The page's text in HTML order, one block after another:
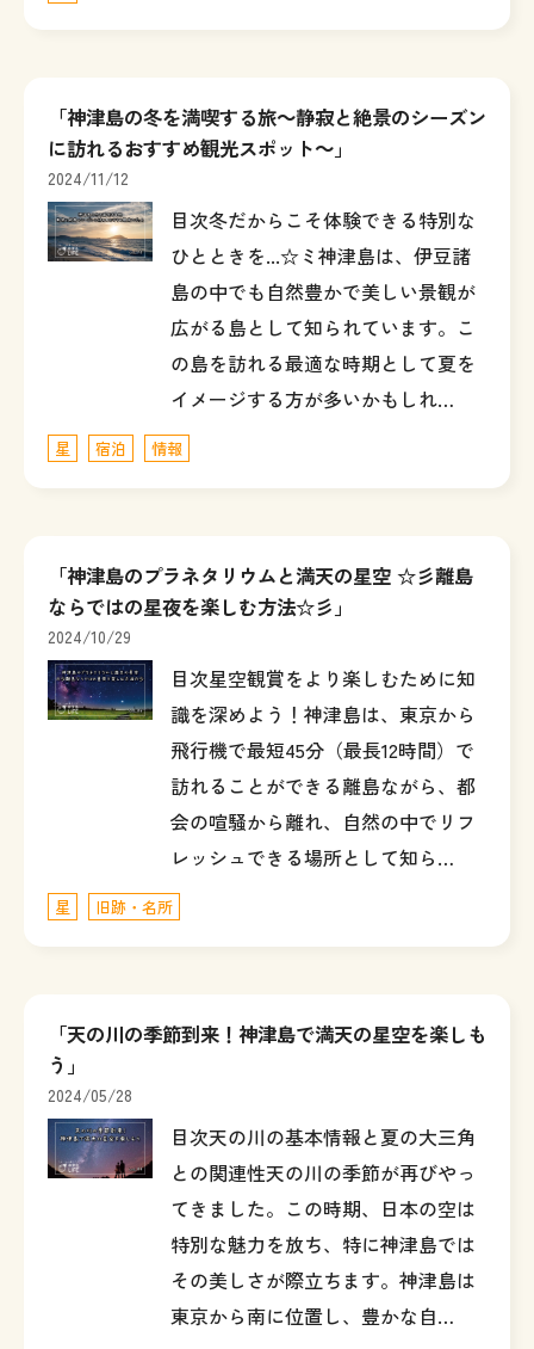
「神津島の冬を満喫する旅～静寂と絶景のシーズン
に訪れるおすすめ観光スポット～」
2024/11/12
目次冬だからこそ体験できる特別な
ひとときを...☆ミ神津島は、伊豆諸
島の中でも自然豊かで美しい景観が
広がる島として知られています。こ
の島を訪れる最適な時期として夏を
イメージする方が多いかもしれ…
星 宿泊 情報
「神津島のプラネタリウムと満天の星空 ☆彡離島
ならではの星夜を楽しむ方法☆彡」
2024/10/29
目次星空観賞をより楽しむために知
識を深めよう！神津島は、東京から
飛行機で最短45分（最長12時間）で
訪れることができる離島ながら、都
会の喧騒から離れ、自然の中でリフ
レッシュできる場所として知ら…
星 旧跡・名所
「天の川の季節到来！神津島で満天の星空を楽しも
う」
2024/05/28
目次天の川の基本情報と夏の大三角
との関連性天の川の季節が再びやっ
てきました。この時期、日本の空は
特別な魅力を放ち、特に神津島では
その美しさが際立ちます。神津島は
東京から南に位置し、豊かな自…